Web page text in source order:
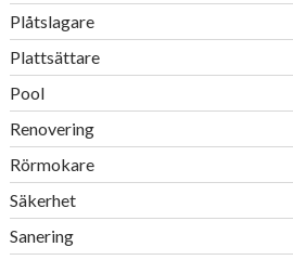
Plåtslagare
Plattsättare
Pool
Renovering
Rörmokare
Säkerhet
Sanering